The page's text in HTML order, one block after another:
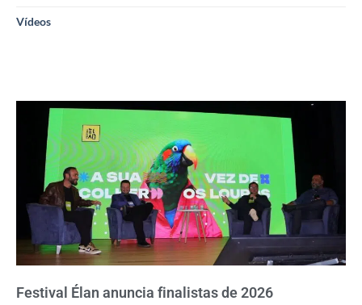
Vídeos
Festival Élan anuncia finalistas de 2026